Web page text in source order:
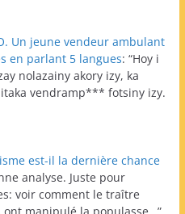
Un jeune vendeur ambulant
en parlant 5 langues: “Hoy i
nolazainy akory izy, ka
vendramp*** fotsiny izy.
est-il la dernière chance
analyse. Juste pour
voir comment le traître